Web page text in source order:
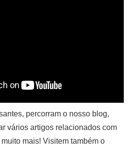
percorram o nosso blog,
vários artigos relacionados com
mais! Visitem também o